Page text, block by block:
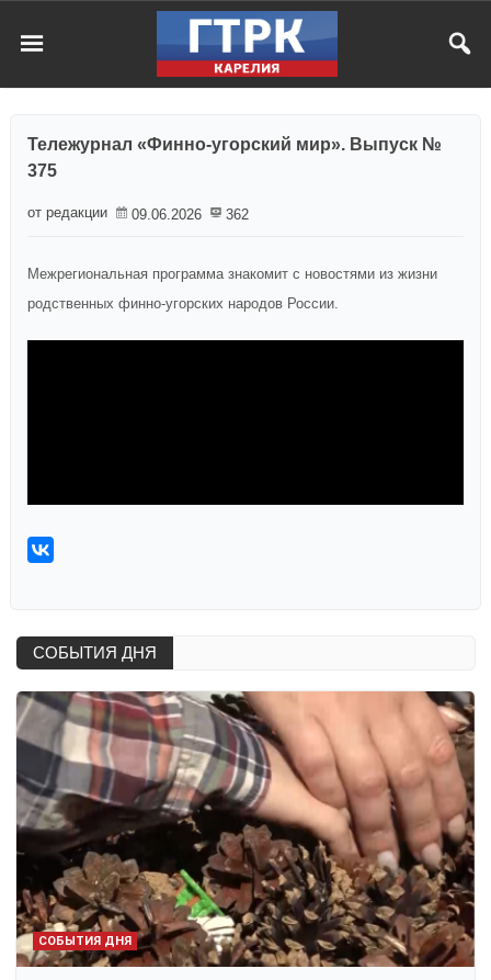
Тележурнал «Финно-угорский мир». Выпуск №
375
от редакции 09.06.2026 362
Межрегиональная программа знакомит с новостями из жизни
родственных финно-угорских народов России.
СОБЫТИЯ ДНЯ
СОБЫТИЯ ДНЯ